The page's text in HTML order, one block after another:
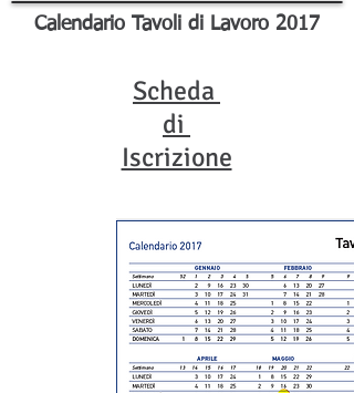
Calendario Tavoli di Lavoro 2017
Scheda
di
Iscrizione